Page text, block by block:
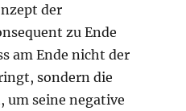
der
zu Ende
am Ende nicht der
sondern die
um seine negative